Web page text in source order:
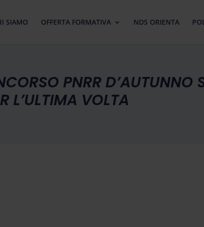
SIAMO OFFERTA FORMATIVA NDS ORIENTA
PNRR D’AUTUNNO
L’ULTIMA VOLTA